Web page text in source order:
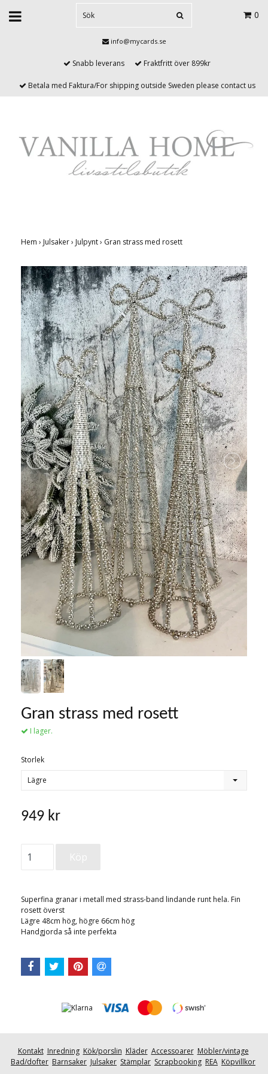
0
info@mycards.se
Snabb leverans Fraktfritt över 899kr
Betala med Faktura/For shipping outside Sweden please contact us
Hem › Julsaker› Julpynt› Gran strass med rosett
Gran strass med rosett
I lager.
Storlek
Lägre
949 kr
Superfina granar i metall med strass-band lindande runt hela. Fin
rosett överst
Lägre 48cm hög, högre 66cm hög
Handgjorda så inte perfekta
Kontakt Inredning Kök/porslin Kläder Accessoarer Möbler/vintage
Bad/dofter Barnsaker Julsaker Stämplar Scrapbooking REA Köpvillkor